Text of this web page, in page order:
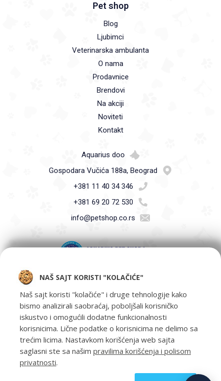
Pet shop
Blog
Ljubimci
Veterinarska ambulanta
O nama
Prodavnice
Brendovi
Na akciji
Noviteti
Kontakt
Aquarius doo
Gospodara Vučića 188a, Beograd
+381 11 40 34 346
+381 69 20 72 530
info@petshop.co.rs
Pet Shop Aquarius - Vaši ljubimci zaslužuju samo najbolje -
oprema za kućne ljubimce i hrana za kućne ljubimce Beograd.
NAŠ SAJT KORISTI "KOLAČIĆE"
Naš sajt koristi "kolačiće" i druge tehnologije kako
bismo analizirali saobraćaj, poboljšali korisničko
iskustvo i omogućili dodatne funkcionalnosti
korisnicima. Lične podatke o korisnicima ne delimo sa
trećim licima. Nastavkom korišćenja web sajta
saglasni ste sa našim pravilima korišćenja i polisom
privatnosti.